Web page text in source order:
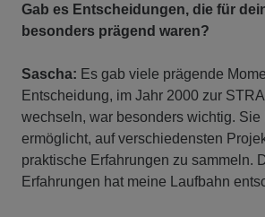
Gab es Entscheidungen, die für
besonders prägend waren?
Sascha: Es gab viele prägende
Entscheidung, im Jahr 2000 zur
wechseln, war besonders wichtig. Sie
ermöglicht, auf verschiedensten
praktische Erfahrungen zu sammeln.
Erfahrungen hat meine Laufbahn